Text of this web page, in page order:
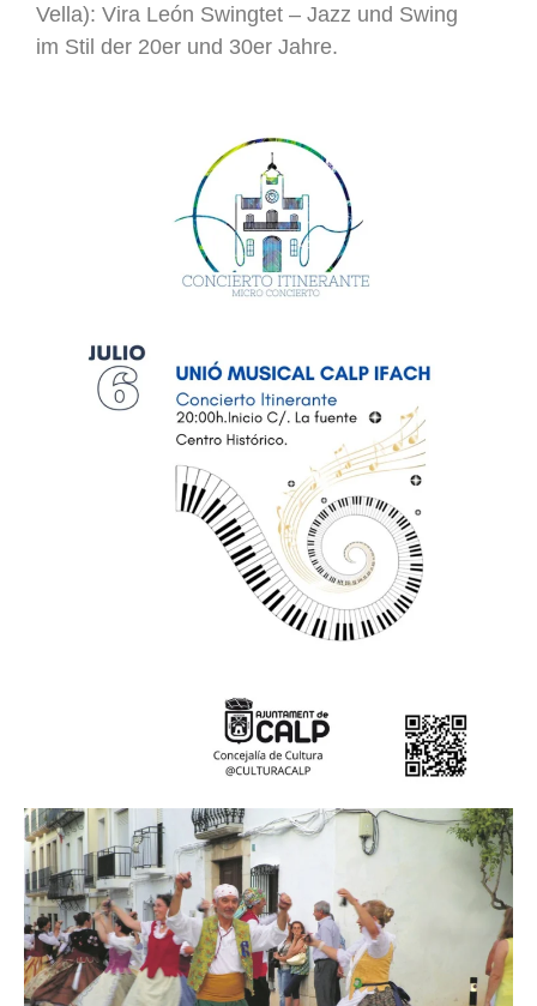
Vella): Vira León Swingtet – Jazz und Swing
im Stil der 20er und 30er Jahre.